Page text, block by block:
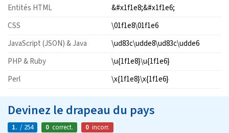
Entités HTML
&#x1f1e8;&#x1f1e6;
CSS
\01f1e8\01f1e6
JavaScript (JSON) & Java
\ud83c\udde8\ud83c\udde6
PHP & Ruby
\u{1f1e8}\u{1f1e6}
Perl
\x{1f1e8}\x{1f1e6}
Devinez le drapeau du pays
1. / 254 0 correct. 0 incorr.